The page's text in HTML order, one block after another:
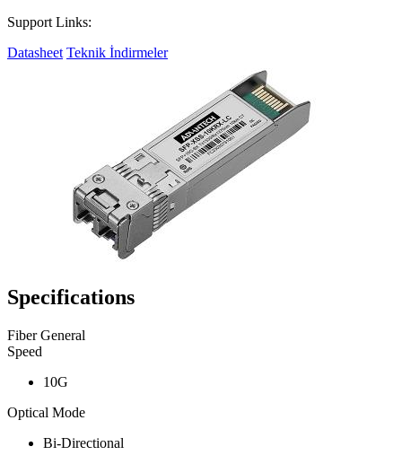
Support Links:
Datasheet Teknik İndirmeler
Specifications
Fiber General
Speed
10G
Optical Mode
Bi-Directional